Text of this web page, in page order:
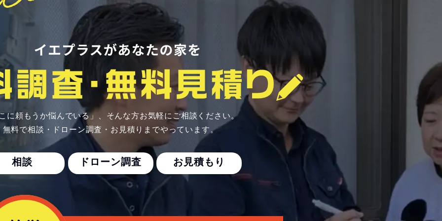
に頼もうか悩んでいる」、 そんな方お気軽にご相談ください。
無料で相談・ドローン調査・お見積りまでやっています。
相談 ドローン調査 お見積もり